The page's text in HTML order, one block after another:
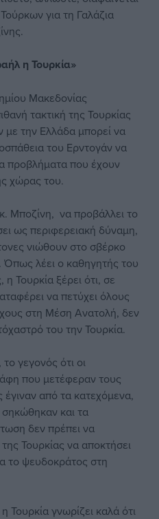
για τη Γαλάζια
η Τουρκία»
Μακεδονίας
τακτική της Τουρκίας
με την Ελλάδα μπορεί να
του Ερντογάν να
προβλήματα που έχουν
χώρας του.
Μποζίνη, να προβάλλει το
ως περιφερειακή δύναμη,
νιώθουν στο σβέρκο
Όπως λέει ο καθηγητής του
Τουρκία ξέρει ότι, σε
να πετύχει όλους
στη Μέση Ανατολή, δεν
του την Τουρκία.
γεγονός ότι οι
που μετέφεραν τους
από τα κατεχόμενα,
και τα
δεν πρέπει να
Τουρκίας να αποκτήσει
το ψευδοκράτος στη
Τουρκία γνωρίζει καλά ότι